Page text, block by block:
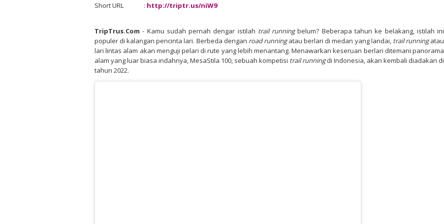
Short URL
: http://triptr.us/niW9
TripTrus.Com - Kamu sudah pernah dengar istilah trail runningbelum? Beberapa tahun ke belakang, istilah ini
populer di kalangan pencinta lari. Berbeda dengan road runningatau berlari di medan yang landai, trail runningatau
lari lintas alam akan menguji pelari di rute yang lebih menantang. Menawarkan keseruan berlari ditemani panorama
alam yang luar biasa indahnya, MesaStila 100, sebuah kompetisi trail runningdi Indonesia, akan kembali diadakan di
tahun 2022.